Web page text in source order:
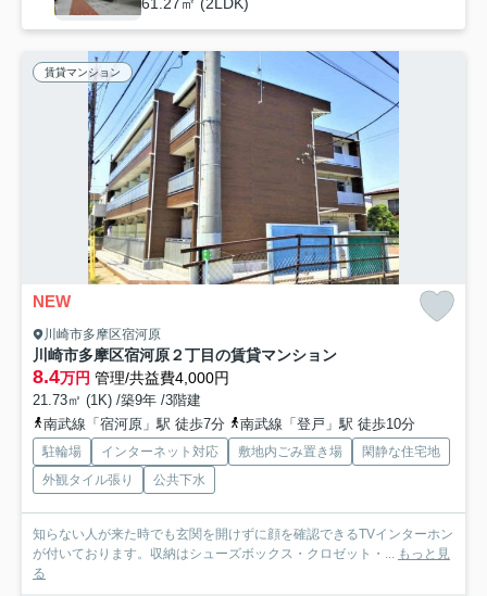
61.27㎡ (2LDK)
賃貸マンション
NEW
川崎市多摩区宿河原
川崎市多摩区宿河原２丁目の賃貸マンション
8.4万円 管理/共益費4,000円
21.73㎡ (1K) /築9年 /3階建
南武線「宿河原」駅 徒歩7分
南武線「登戸」駅 徒歩10分
駐輪場 インターネット対応 敷地内ごみ置き場
閑静な住宅地
外観タイル張り
公共下水
知らない人が来た時でも玄関を開けずに顔を確認できるTVインターホン
が付いております。収納はシューズボックス・クロゼット・... もっと見
る